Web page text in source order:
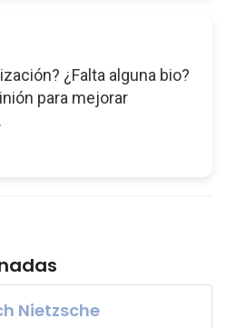
¿Falta alguna bio?
para mejorar
Nietzsche